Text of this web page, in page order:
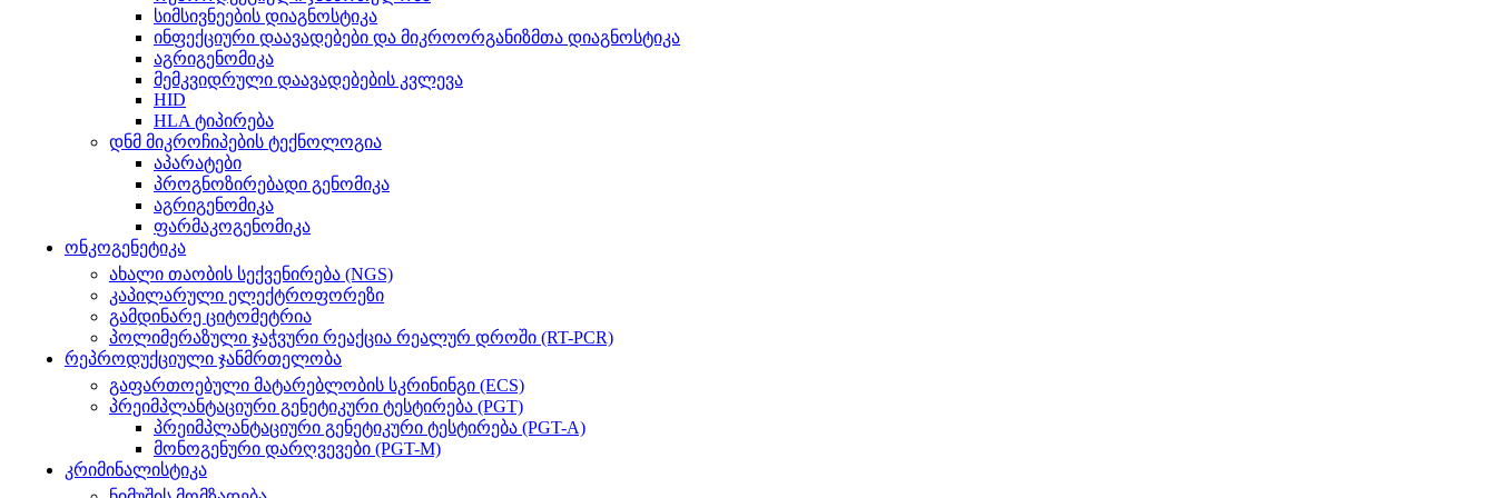
სიმსივნეების დიაგნოსტიკა
ინფექციური დაავადებები და მიკროორგანიზმთა დიაგნოსტიკა
აგრიგენომიკა
მემკვიდრული დაავადებების კვლევა
HID
HLA ტიპირება
დნმ მიკროჩიპების ტექნოლოგია
აპარატები
პროგნოზირებადი გენომიკა
აგრიგენომიკა
ფარმაკოგენომიკა
ონკოგენეტიკა
ახალი თაობის სექვენირება (NGS)
კაპილარული ელექტროფორეზი
გამდინარე ციტომეტრია
პოლიმერაზული ჯაჭვური რეაქცია რეალურ დროში (RT-PCR)
რეპროდუქციული ჯანმრთელობა
გაფართოებული მატარებლობის სკრინინგი (ECS)
პრეიმპლანტაციური გენეტიკური ტესტირება (PGT)
პრეიმპლანტაციური გენეტიკური ტესტირება (PGT-A)
მონოგენური დარღვევები (PGT-M)
კრიმინალისტიკა